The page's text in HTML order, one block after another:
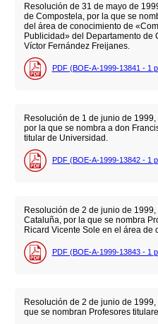
Resolución de 31 de mayo de
de Compostela, por la que se
del área de conocimiento de
Publicidad» del Departamento de
Víctor Fernández Freijanes.
PDF (BOE-A-1999-13841 - 1
Resolución de 1 de junio de
por la que se nombra a don
titular de Universidad.
PDF (BOE-A-1999-13842 - 1
Resolución de 2 de junio de
Cataluña, por la que se nombra
Ricard Vicente Sole en el área de
PDF (BOE-A-1999-13843 - 1
Resolución de 2 de junio de
que se nombran Profesores